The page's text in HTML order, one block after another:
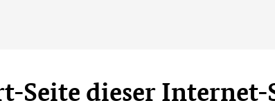
Seite dieser Internet-